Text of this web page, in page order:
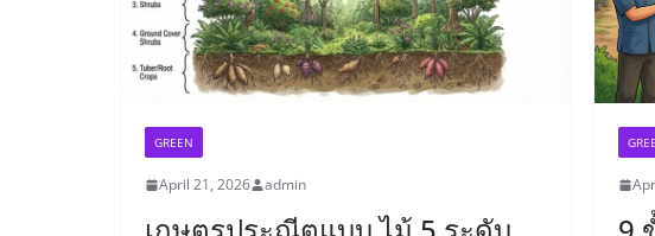
GREEN
April 21, 2026 admin